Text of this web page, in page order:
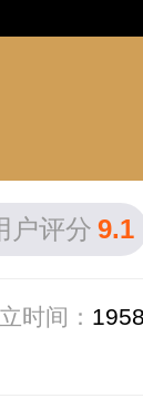
户评分 9.1
时间： 1958